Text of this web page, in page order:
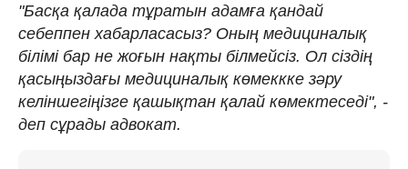
"Басқа қалада тұратын адамға қандай
себеппен хабарласасыз? Оның медициналық
білімі бар не жоғын нақты білмейсіз. Ол сіздің
қасыңыздағы медициналық көмеккке зәру
келіншегіңізге қашықтан қалай көмектеседі", -
деп сұрады адвокат.